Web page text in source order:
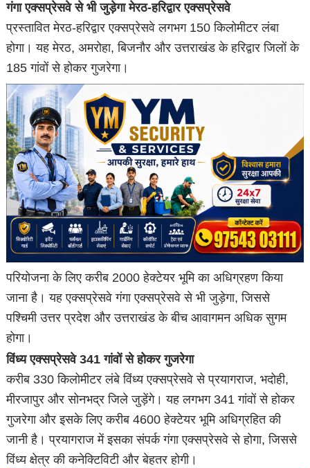
गंगा एक्सप्रेसवे से भी जुड़ेगा मेरठ-हरिद्वार एक्सप्रेसवे
प्रस्तावित मेरठ-हरिद्वार एक्सप्रेसवे लगभग 150 किलोमीटर लंबा
होगा। यह मेरठ, अमरोहा, बिजनौर और उत्तराखंड के हरिद्वार जिलों के
185 गांवों से होकर गुजरेगा।
परियोजना के लिए करीब 2000 हेक्टेयर भूमि का अधिग्रहण किया
जाना है। यह एक्सप्रेसवे गंगा एक्सप्रेसवे से भी जुड़ेगा, जिससे
पश्चिमी उत्तर प्रदेश और उत्तराखंड के बीच आवागमन अधिक सुगम
होगा।
विंध्य एक्सप्रेसवे 341 गांवों से होकर गुजरेगा
करीब 330 किलोमीटर लंबे विंध्य एक्सप्रेसवे से प्रयागराज, भदोही,
मीरजापुर और सोनभद्र जिले जुड़ेंगे। यह लगभग 341 गांवों से होकर
गुजरेगा और इसके लिए करीब 4600 हेक्टेयर भूमि अधिग्रहित की
जानी है। प्रयागराज में इसका संपर्क गंगा एक्सप्रेसवे से होगा, जिससे
विंध्य क्षेत्र की कनेक्टिविटी और बेहतर होगी।